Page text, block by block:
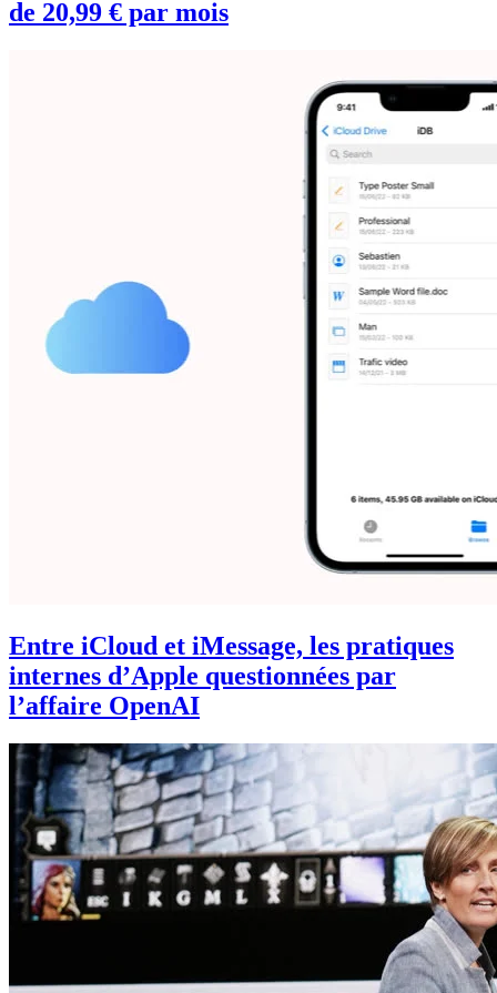
de 20,99 € par mois
Entre iCloud et iMessage, les pratiques
internes d’Apple questionnées par
l’affaire OpenAI